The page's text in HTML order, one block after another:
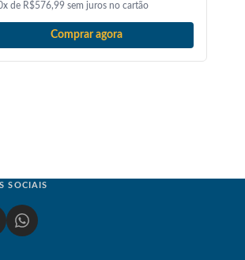
de R$576,99 sem juros no cartão
Comprar agora
SOCIAIS